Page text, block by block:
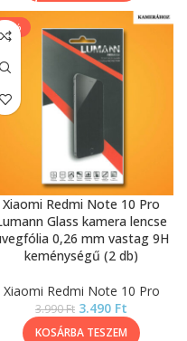
-13%
Xiaomi Redmi Note 10 Pro
Glass kamera lencse
0,26 mm vastag 9H
keménységű (2 db)
Xiaomi Redmi Note 10 Pro
3.990Ft 3.490 Ft
KOSÁRBA TESZEM